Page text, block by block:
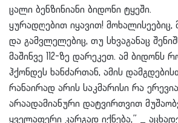
ცალი ბენზინიანი ბიდონი ტყეში.
ყურადღებით იყავით! მოხალისეებიც,
და გამვლელებიც, თუ სხვაგანაც
მაშინვე 112-ზე დარეკეთ. ამ ბიდონს
ჰქონდეს ხანძართან, ამის
რანაირად არის საკმარისი რა
არაადამიანური დატვირთვით
ყველაფერი კარგად იქნება,” _